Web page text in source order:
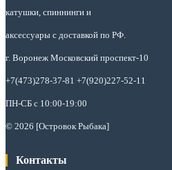
катушки, спиннинги и
аксессуары с доставкой по РФ.
г. Воронеж Московский проспект-10
+7(473)278-37-81 +7(920)227-52-11
ПН-СБ с 10:00-19:00
© 2026 [Островок Рыбака]
Контакты